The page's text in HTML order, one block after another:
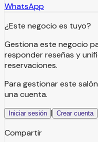
WhatsApp
¿Este negocio es tuyo?
Gestiona este negocio
responder reseñas y
reservaciones.
Para gestionar este
una cuenta.
Iniciar sesión | Crear cuenta
Compartir